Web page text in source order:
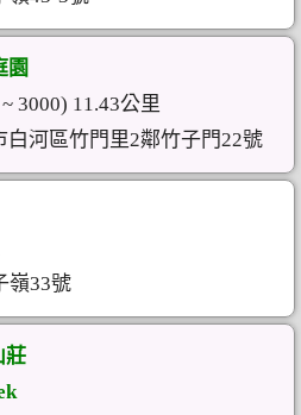
園
3000) 11.43公里
白河區竹門里2鄰竹子門22號
嶺33號
莊